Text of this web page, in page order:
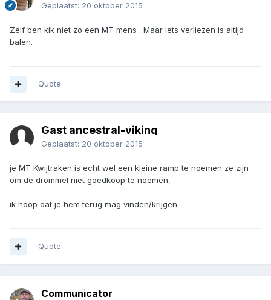
Geplaatst: 20 oktober 2015
Zelf ben kik niet zo een MT mens . Maar iets verliezen is altijd
balen.
Quote
Gast ancestral-viking
Geplaatst: 20 oktober 2015
je MT Kwijtraken is echt wel een kleine ramp te noemen ze zijn
om de drommel niet goedkoop te noemen,
ik hoop dat je hem terug mag vinden/krijgen.
Quote
Communicator